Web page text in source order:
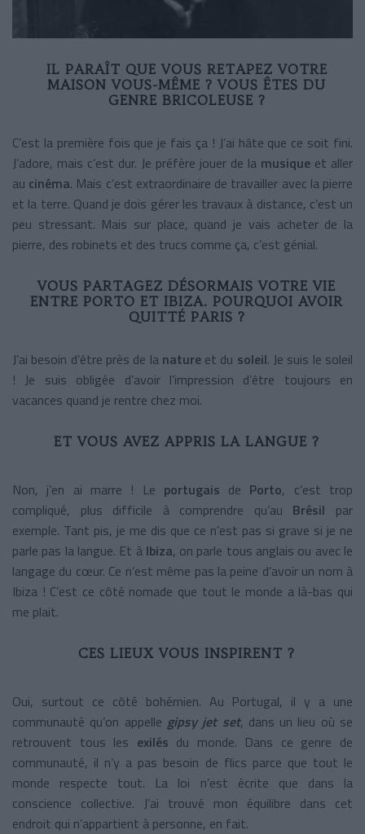
IL PARAÎT QUE VOUS RETAPEZ VOTRE
MAISON VOUS-MÊME ? VOUS ÊTES DU
GENRE BRICOLEUSE ?
C’est la première fois que je fais ça ! J’ai hâte que ce soit fini.
J’adore, mais c’est dur. Je préfère jouer de la musique et aller
au cinéma. Mais c’est extraordinaire de travailler avec la pierre
et la terre. Quand je dois gérer les travaux à distance, c’est un
peu stressant. Mais sur place, quand je vais acheter de la
pierre, des robinets et des trucs comme ça, c’est génial.
VOUS PARTAGEZ DÉSORMAIS VOTRE VIE
ENTRE PORTO ET IBIZA. POURQUOI AVOIR
QUITTÉ PARIS ?
J’ai besoin d’être près de la nature et du soleil. Je suis le soleil
! Je suis obligée d’avoir l’impression d’être toujours en
vacances quand je rentre chez moi.
ET VOUS AVEZ APPRIS LA LANGUE ?
Non, j’en ai marre ! Le portugais de Porto, c’est trop
compliqué, plus difficile à comprendre qu’au Brésil par
exemple. Tant pis, je me dis que ce n’est pas si grave si je ne
parle pas la langue. Et à Ibiza, on parle tous anglais ou avec le
langage du cœur. Ce n’est même pas la peine d’avoir un nom à
Ibiza ! C’est ce côté nomade que tout le monde a là-bas qui
me plait.
CES LIEUX VOUS INSPIRENT ?
Oui, surtout ce côté bohémien. Au Portugal, il y a une
communauté qu’on appelle gipsy jet set, dans un lieu où se
retrouvent tous les exilés du monde. Dans ce genre de
communauté, il n’y a pas besoin de flics parce que tout le
monde respecte tout. La loi n’est écrite que dans la
conscience collective. J’ai trouvé mon équilibre dans cet
endroit qui n’appartient à personne, en fait.